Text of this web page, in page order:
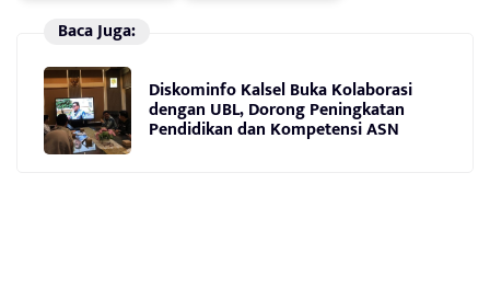
Baca Juga:
Diskominfo Kalsel Buka Kolaborasi
dengan UBL, Dorong Peningkatan
Pendidikan dan Kompetensi ASN